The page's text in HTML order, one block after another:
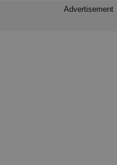
Advertisement